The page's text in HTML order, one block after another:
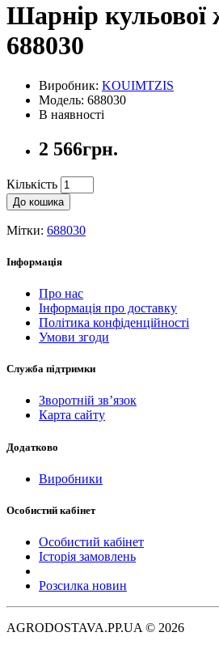
Шарнір кульової
688030
Виробник: KOUIMTZIS
Модель: 688030
В наявності
2 566грн.
Кількість
До кошика
Мітки: 688030
Інформація
Про нас
Інформація про доставку
Політика конфіденційності
Умови згоди
Служба підтримки
Зворотній зв’язок
Карта сайту
Додатково
Виробники
Особистий кабінет
Особистий кабінет
Історія замовлень
Розсилка новин
AGRODOSTAVA.PP.UA © 2026